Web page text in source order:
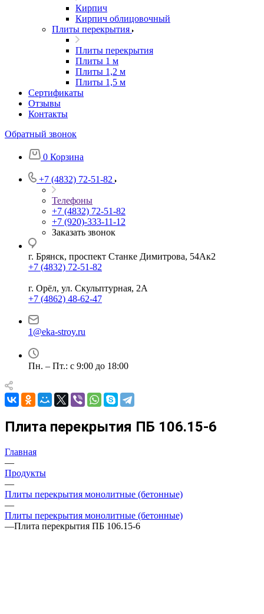
Кирпич
Кирпич облицовочный
Плиты перекрытия
Плиты перекрытия
Плиты 1 м
Плиты 1,2 м
Плиты 1,5 м
Сертификаты
Отзывы
Контакты
Обратный звонок
0 Корзина
+7 (4832) 72-51-82
Телефоны
+7 (4832) 72-51-82
+7 (920)-333-11-12
Заказать звонок
г. Брянск, проспект Станке Димитрова, 54Ак2
+7 (4832) 72-51-82
г. Орёл, ул. Скульптурная, 2А
+7 (4862) 48-62-47
1@eka-stroy.ru
Пн. – Пт.: с 9:00 до 18:00
Плита перекрытия ПБ 106.15-6
Главная
—
Продукты
—
Плиты перекрытия монолитные (бетонные)
—
Плиты перекрытия монолитные (бетонные)
—Плита перекрытия ПБ 106.15-6